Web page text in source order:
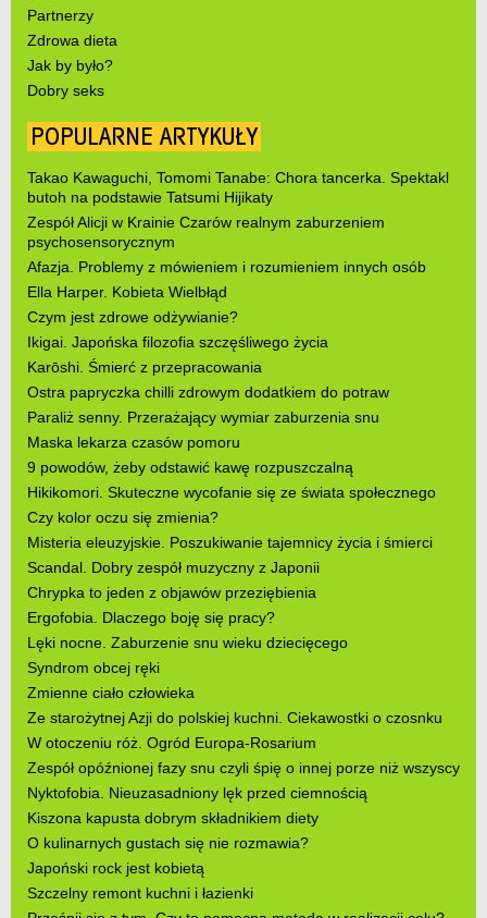
Partnerzy
Zdrowa dieta
Jak by było?
Dobry seks
POPULARNE ARTYKUŁY
Takao Kawaguchi, Tomomi Tanabe: Chora tancerka. Spektakl
butoh na podstawie Tatsumi Hijikaty
Zespół Alicji w Krainie Czarów realnym zaburzeniem
psychosensorycznym
Afazja. Problemy z mówieniem i rozumieniem innych osób
Ella Harper. Kobieta Wielbłąd
Czym jest zdrowe odżywianie?
Ikigai. Japońska filozofia szczęśliwego życia
Karōshi. Śmierć z przepracowania
Ostra papryczka chilli zdrowym dodatkiem do potraw
Paraliż senny. Przerażający wymiar zaburzenia snu
Maska lekarza czasów pomoru
9 powodów, żeby odstawić kawę rozpuszczalną
Hikikomori. Skuteczne wycofanie się ze świata społecznego
Czy kolor oczu się zmienia?
Misteria eleuzyjskie. Poszukiwanie tajemnicy życia i śmierci
Scandal. Dobry zespół muzyczny z Japonii
Chrypka to jeden z objawów przeziębienia
Ergofobia. Dlaczego boję się pracy?
Lęki nocne. Zaburzenie snu wieku dziecięcego
Syndrom obcej ręki
Zmienne ciało człowieka
Ze starożytnej Azji do polskiej kuchni. Ciekawostki o czosnku
W otoczeniu róż. Ogród Europa-Rosarium
Zespół opóźnionej fazy snu czyli śpię o innej porze niż wszyscy
Nyktofobia. Nieuzasadniony lęk przed ciemnością
Kiszona kapusta dobrym składnikiem diety
O kulinarnych gustach się nie rozmawia?
Japoński rock jest kobietą
Szczelny remont kuchni i łazienki